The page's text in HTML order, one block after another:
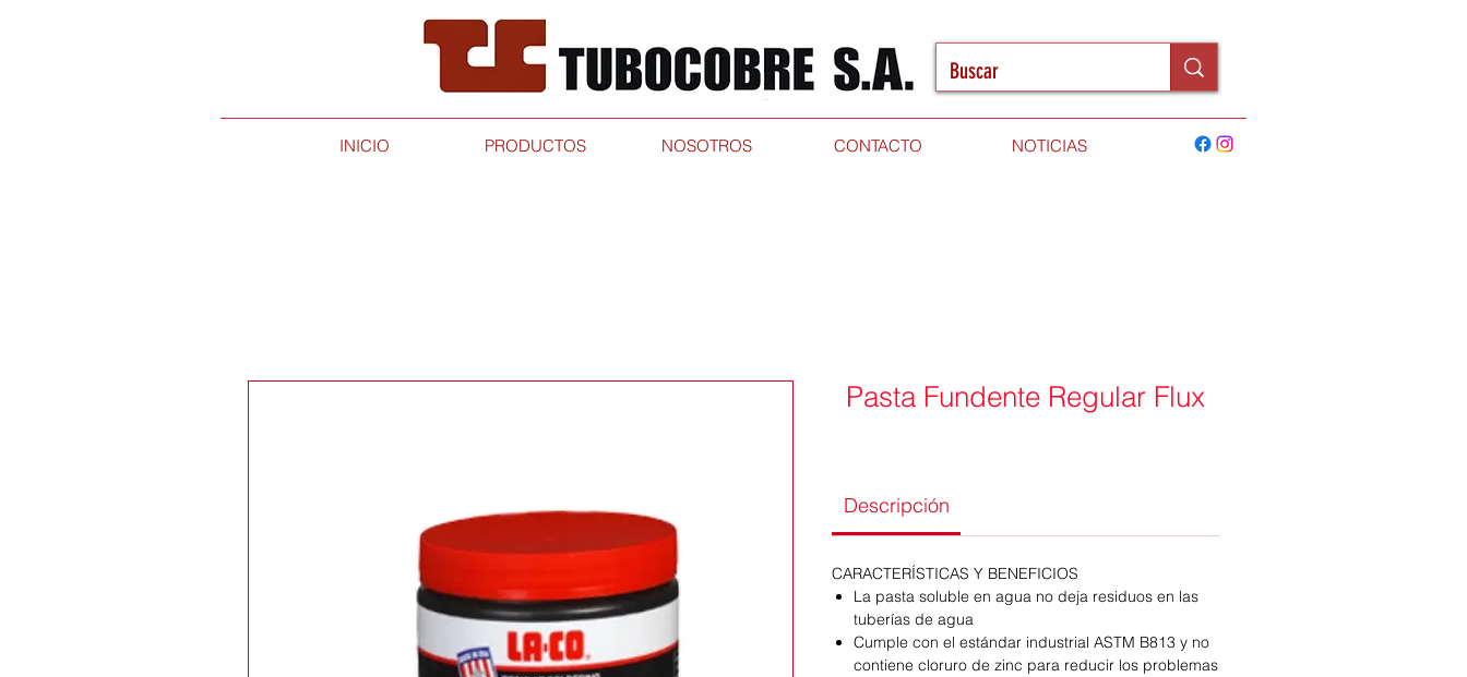
INICIO PRODUCTOS NOSOTROS CONTACTO NOTICIAS
Pasta Fundente Regular Flux
Descripción
CARACTERÍSTICAS Y BENEFICIOS
La pasta soluble en agua no deja residuos en las
tuberías de agua
Cumple con el estándar industrial ASTM B813 y no
contiene cloruro de zinc para reducir los problemas